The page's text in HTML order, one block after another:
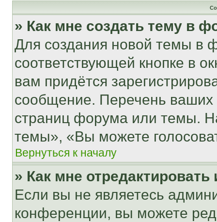
» Как мне создать тему в
Для создания новой темы в
соответствующей кнопке в
вам придётся
сообщение. Перечень ваших
страниц форума или темы.
темы», «Вы можете
Вернуться к началу
» Как мне
Если вы не являетесь
конференции, вы можете